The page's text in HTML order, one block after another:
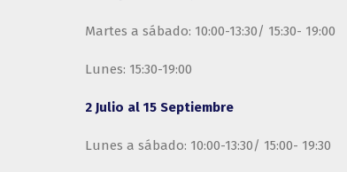
Martes a sábado: 10:00-13:30/ 15:30- 19:00
Lunes: 15:30-19:00
2 Julio al 15 Septiembre
Lunes a sábado: 10:00-13:30/ 15:00- 19:30